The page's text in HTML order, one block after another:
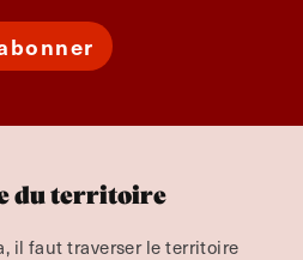
du territoire
il faut traverser le territoire